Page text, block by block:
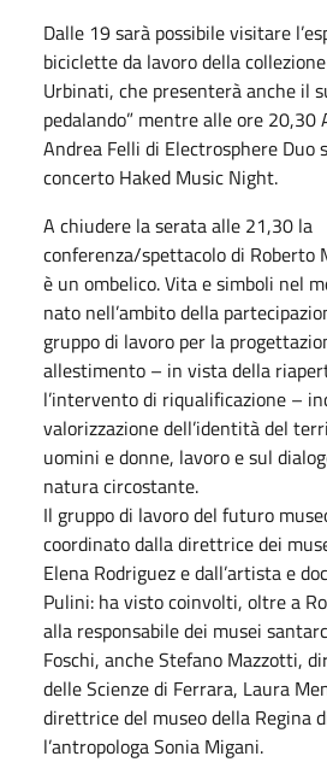
Dalle 19 sarà possibile visitare
biciclette da lavoro della
Urbinati, che presenterà anche il
pedalando” mentre alle ore 20,30
Andrea Felli di Electrosphere Duo
concerto Haked Music Night.
A chiudere la serata alle 21,30 la
conferenza/spettacolo di Roberto
è un ombelico. Vita e simboli nel
nato nell’ambito della
gruppo di lavoro per la
allestimento – in vista della
l’intervento di riqualificazione –
valorizzazione dell’identità del
uomini e donne, lavoro e sul
natura circostante.
Il gruppo di lavoro del futuro
coordinato dalla direttrice dei
Elena Rodriguez e dall’artista e
Pulini: ha visto coinvolti, oltre a
alla responsabile dei musei
Foschi, anche Stefano Mazzotti,
delle Scienze di Ferrara, Laura
direttrice del museo della Regina
l’antropologa Sonia Migani.